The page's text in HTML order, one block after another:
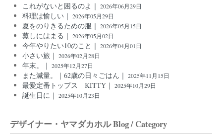
これがないと困るのよ｜ 2026年06月29日
料理は愉しい｜ 2026年05月29日
夏をのりきるための服｜ 2026年05月15日
蒸しにはまる｜ 2026年05月02日
今年やりたい10のこと｜ 2026年04月01日
小さい旅｜ 2026年02月28日
年末。｜ 2025年12月27日
また減量。｜62歳の日々ごはん｜ 2025年11月15日
最愛定番トップス KITTY｜ 2025年10月29日
誕生日に｜ 2025年10月23日
デザイナー・ヤマダカホル Blog / Category